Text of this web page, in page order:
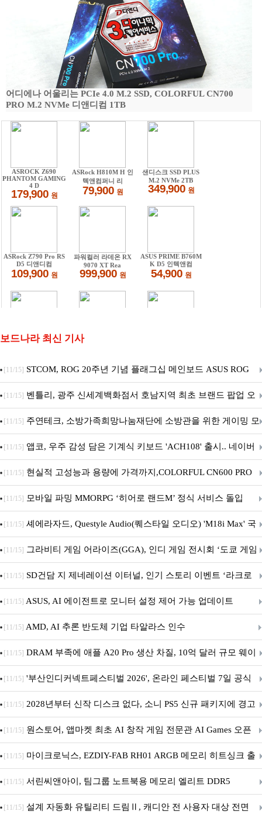
어디에나 어울리는 PCIe 4.0 M.2 SSD, COLORFUL CN700
PRO M.2 NVMe 디앤디컴 1TB
보드나라 최신 기사
[11/15] STCOM, ROG 20주년 기념 플래그십 메인보드 ASUS ROG
Crosshair X870E EDITION 20 국내 출시 예정
[11/15] 벤틀리, 광주 신세계백화점서 호남지역 최초 브랜드 팝업 오
픈
[11/15] 주연테크, 소방가족희망나눔재단에 소방관을 위한 게이밍 모
니터·스마트 펫 침대 기부
[11/15] 앱코, 우주 감성 담은 기계식 키보드 'ACH108' 출시.. 네이버
브랜드데이 기획전 진행
[11/15] 현실적 고성능과 용량에 가격까지,COLORFUL CN600 PRO
M.2 NVMe 디앤디컴 1TB
[11/15] 모바일 파밍 MMORPG ‘히어로 랜드M’ 정식 서비스 돌입
[11/15] 셰에라자드, Questyle Audio(퀘스타일 오디오) 'M18i Max' 국
내 정식 출시
[11/15] 그라비티 게임 어라이즈(GGA), 인디 게임 전시회 ‘도쿄 게임
던전 13’ 참가!
[11/15] SD건담 지 제네레이션 이터널, 인기 스토리 이벤트 ‘라크로
아의 용사’ 재개최 및 풍성한 기념 이벤트 실시!
[11/15] ASUS, AI 에이전트로 모니터 설정 제어 가능 업데이트
[11/15] AMD, AI 추론 반도체 기업 타알라스 인수
[11/15] DRAM 부족에 애플 A20 Pro 생산 차질, 10억 달러 규모 웨이
퍼 대기
[11/15] '부산인디커넥트페스티벌 2026', 온라인 페스티벌 7일 공식
개막... 22일간 진행
[11/15] 2028년부터 신작 디스크 없다, 소니 PS5 신규 패키지에 경고
문 추가
[11/15] 원스토어, 앱마켓 최초 AI 창작 게임 전문관 AI Games 오픈
[11/15] 마이크로닉스, EZDIY-FAB RH01 ARGB 메모리 히트싱크 출
시
[11/15] 서린씨앤아이, 팀그룹 노트북용 메모리 엘리트 DDR5
5600MHz 16GB 출시
[11/15] 설계 자동화 유틸리티 드림Ⅱ, 캐디안 전 사용자 대상 전면